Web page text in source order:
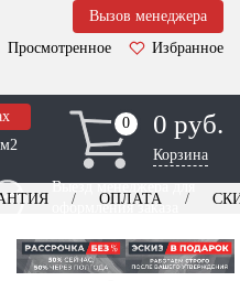
Вызов менеджера
Просмотренное
Избранное
0
0 0 руб.
Корзина
Выезд менеджера для
оформления заказа
ОПЛАТА